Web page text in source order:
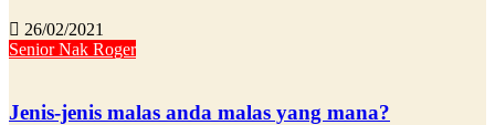
26/02/2021
Senior Nak Roger
Jenis-jenis malas anda malas yang mana?